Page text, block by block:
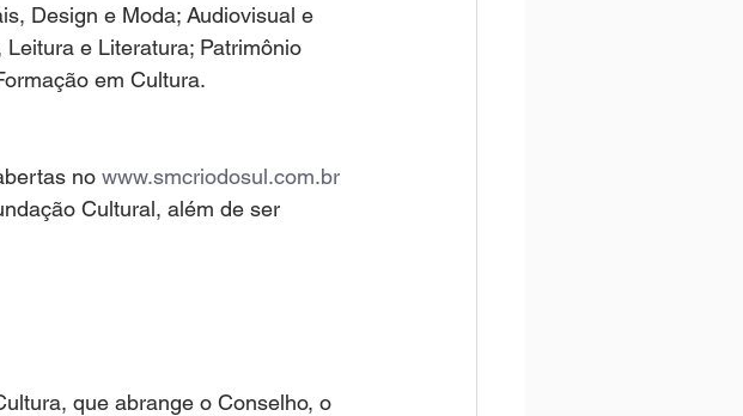
Design e Moda; Audiovisual e
e Literatura; Patrimônio
em Cultura.
no www.smcriodosul.com.br
Cultural, além de ser
que abrange o Conselho, o